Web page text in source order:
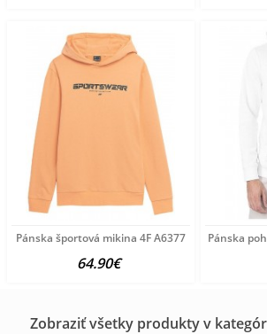
Pánska športová mikina 4F A6377
64.90€
Pánska
Zobraziť všetky produkty v